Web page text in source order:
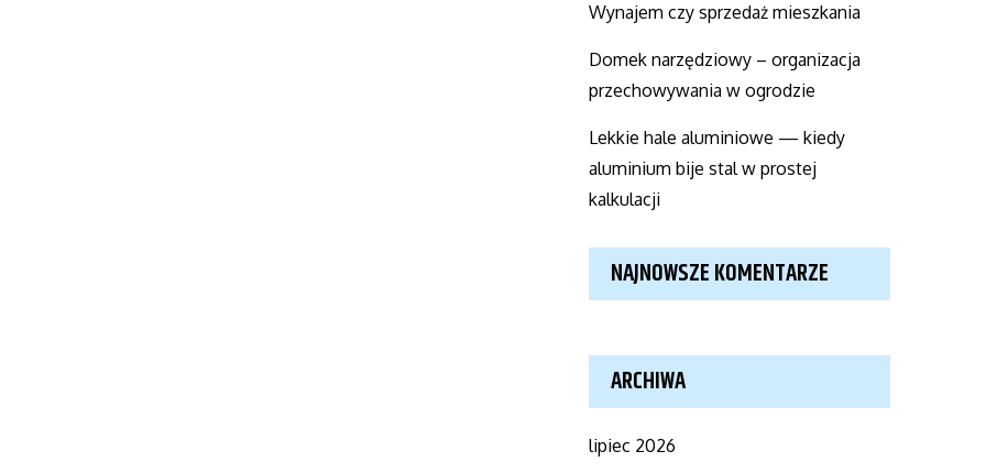
Wynajem czy sprzedaż mieszkania
Domek narzędziowy – organizacja
przechowywania w ogrodzie
Lekkie hale aluminiowe — kiedy
aluminium bije stal w prostej
kalkulacji
NAJNOWSZE KOMENTARZE
ARCHIWA
lipiec 2026